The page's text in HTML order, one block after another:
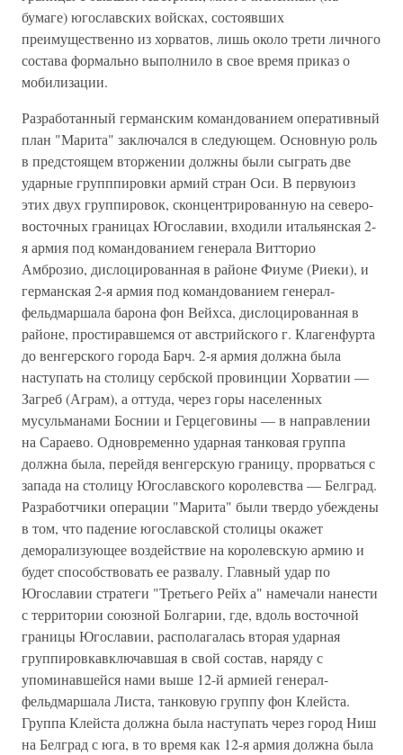
бумаге) югославских войсках, состоявших
преимущественно из хорватов, лишь около трети личного
состава формально выполнило в свое время приказ о
мобилизации.
Разработанный германским командованием оперативный
план "Марита" заключался в следующем. Основную роль
в предстоящем вторжении должны были сыграть две
ударные групппировки армий стран Оси. В первуюиз
этих двух группировок, сконцентрированную на северо-
восточных границах Югославии, входили итальянская 2-
я армия под командованием генерала Витторио
Амброзио, дислоцированная в районе Фиуме (Риеки), и
германская 2-я армия под командованием генерал-
фельдмаршала барона фон Вейхса, дислоцированная в
районе, простиравшемся от австрийского г. Клагенфурта
до венгерского города Барч. 2-я армия должна была
наступать на столицу сербской провинции Хорватии —
Загреб (Аграм), а оттуда, через горы населенных
мусульманами Боснии и Герцеговины — в направлении
на Сараево. Одновременно ударная танковая группа
должна была, перейдя венгерскую границу, прорваться с
запада на столицу Югославского королевства — Белград.
Разработчики операции "Марита" были твердо убеждены
в том, что падение югославской столицы окажет
деморализующее воздействие на королевскую армию и
будет способствовать ее развалу. Главный удар по
Югославии стратеги "Третьего Рейх а" намечали нанести
с территории союзной Болгарии, где, вдоль восточной
границы Югославии, располагалась вторая ударная
группировкавключавшая в свой состав, наряду с
упоминавшейся нами выше 12-й армией генерал-
фельдмаршала Листа, танковую группу фон Клейста.
Группа Клейста должна была наступать через город Ниш
на Белград с юга, в то время как 12-я армия должна была